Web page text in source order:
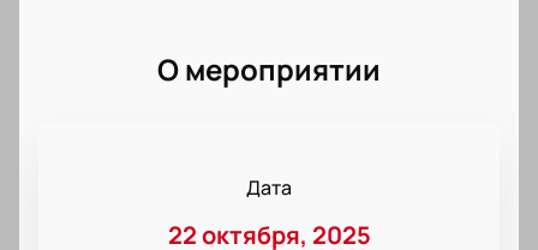
О мероприятии
Дата
22 октября, 2025